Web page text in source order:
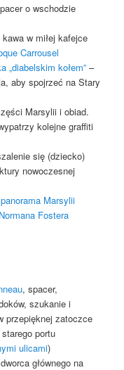
o wschodzie
w miłej kafejce
Carrousel
„diabelskim kołem”–
aby spojrzeć na Stary
Marsylii i obiad.
kolejne graffiti
się (dziecko)
nowoczesnej
Marsylii
Fostera
, spacer,
szukanie i
przepięknej zatoczce
portu
ulicami)
głównego na